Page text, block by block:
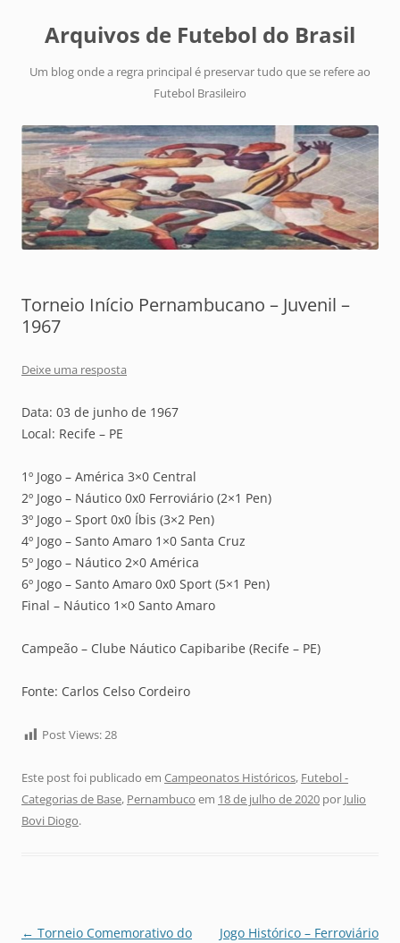
Arquivos de Futebol do Brasil
Um blog onde a regra principal é preservar tudo que se refere ao
Futebol Brasileiro
Torneio Início Pernambucano – Juvenil –
1967
Deixe uma resposta
Data: 03 de junho de 1967
Local: Recife – PE
1º Jogo – América 3×0 Central
2º Jogo – Náutico 0x0 Ferroviário (2×1 Pen)
3º Jogo – Sport 0x0 Íbis (3×2 Pen)
4º Jogo – Santo Amaro 1×0 Santa Cruz
5º Jogo – Náutico 2×0 América
6º Jogo – Santo Amaro 0x0 Sport (5×1 Pen)
Final – Náutico 1×0 Santo Amaro
Campeão – Clube Náutico Capibaribe (Recife – PE)
Fonte: Carlos Celso Cordeiro
Post Views:28
Este post foi publicado em Campeonatos Históricos, Futebol -
Categorias de Base, Pernambuco em 18 de julho de 2020 por Julio
Bovi Diogo.
Navegação
← Torneio Comemorativo do
Jogo Histórico – Ferroviário